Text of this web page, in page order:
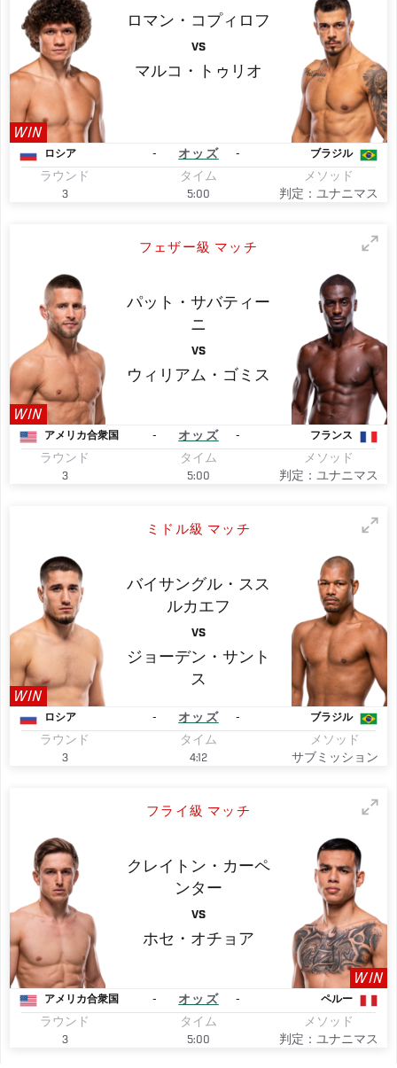
WIN
ロマン・コプィロフ
VS
マルコ・トゥリオ
ロシア - オッズ - ブラジル
ラウンド
3
タイム
5:00
メソッド
判定：ユナニマス
フェザー級 マッチ
WIN
パット・サバティー
ニ
VS
ウィリアム・ゴミス
アメリカ合衆国 - オッズ - フランス
ラウンド
3
タイム
5:00
メソッド
判定：ユナニマス
ミドル級 マッチ
WIN
バイサングル・スス
ルカエフ
VS
ジョーデン・サント
ス
ロシア - オッズ - ブラジル
ラウンド
3
タイム
4:12
メソッド
サブミッション
フライ級 マッチ
クレイトン・カーペ
ンター
VS
ホセ・オチョア
WIN
アメリカ合衆国 - オッズ - ペルー
ラウンド
3
タイム
5:00
メソッド
判定：ユナニマス